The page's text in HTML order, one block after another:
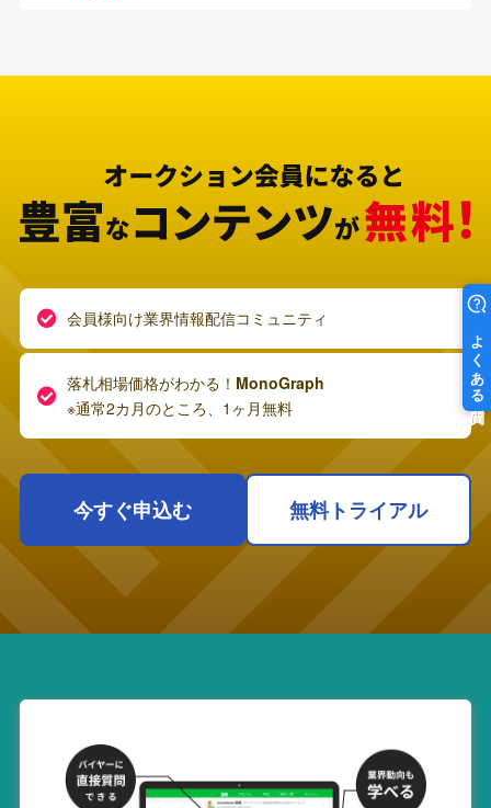
会員様向け業界情報配信コミュニティ
落札相場価格がわかる！ MonoGraph
※通常2カ月のところ、1ヶ月無料
今すぐ申込む 無料トライアル